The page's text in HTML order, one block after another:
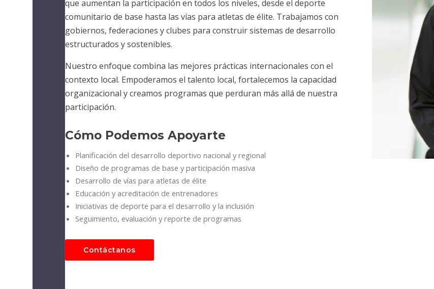
que aumentan la participación en todos los niveles, desde el deporte
comunitario de base hasta las vías para atletas de élite. Trabajamos con
gobiernos, federaciones y clubes para construir sistemas de desarrollo
estructurados y sostenibles.
Nuestro enfoque combina las mejores prácticas internacionales con el
contexto local. Empoderamos el talento local, fortalecemos la capacidad
organizacional y creamos programas que perduran más allá de nuestra
participación.
Cómo Podemos Apoyarte
Planificación del desarrollo deportivo nacional y regional
Diseño de programas de base y participación masiva
Desarrollo de vías para atletas de élite
Educación y acreditación de entrenadores
Iniciativas de deporte para el desarrollo y la inclusión
Seguimiento, evaluación y reporte de programas
Contáctanos